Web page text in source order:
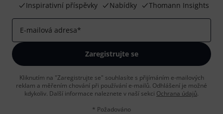
Inspirativní příspěvky
Nabídky Thomann Insights
E-mailová adresa*
Zaregistrujte se
Kliknutím na "Zaregistrujte se" souhlasíte s přijímáním e-mailových
reklam a měřením chování při používání e-mailů. Odhlášení je možné
kdykoliv. Další informace naleznete v naší sekci Ochrana údajů.
* Požadováno